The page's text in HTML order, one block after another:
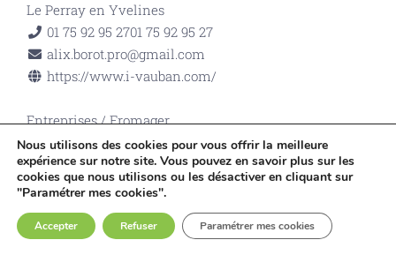
Le Perray en Yvelines
01 75 92 95 2701 75 92 95 27
alix.borot.pro@gmail.com
https://www.i-vauban.com/
Entreprises/Fromager
F comme Fromage
Vente de fromages, crèmerie et épicerie fine...
57 rue de Chartres
78610
Nous utilisons des cookies pour vous offrir la meilleure
expérience sur notre site. Vous pouvez en savoir plus sur les
cookies que nous utilisons ou les désactiver en cliquant sur
"Paramétrer mes cookies".
Accepter Refuser Paramétrer mes cookies